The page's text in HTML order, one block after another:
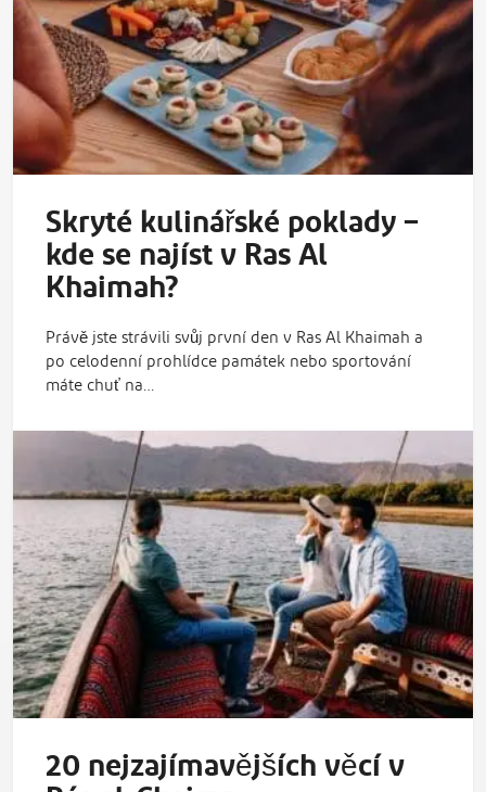
Skryté kulinářské poklady –
kde se najíst v Ras Al
Khaimah?
Právě jste strávili svůj první den v Ras Al Khaimah a
po celodenní prohlídce památek nebo sportování
máte chuť na…
20 nejzajímavějších věcí v